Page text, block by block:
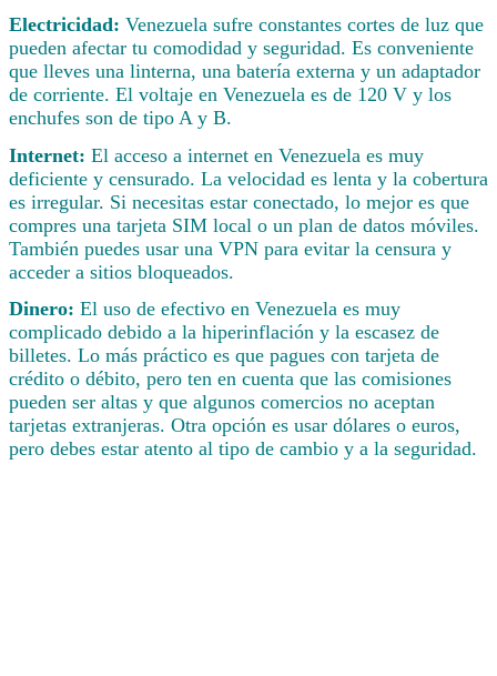
Electricidad: Venezuela sufre constantes cortes de luz que
pueden afectar tu comodidad y seguridad. Es conveniente
que lleves una linterna, una batería externa y un adaptador
de corriente. El voltaje en Venezuela es de 120 V y los
enchufes son de tipo A y B.
Internet: El acceso a internet en Venezuela es muy
deficiente y censurado. La velocidad es lenta y la cobertura
es irregular. Si necesitas estar conectado, lo mejor es que
compres una tarjeta SIM local o un plan de datos móviles.
También puedes usar una VPN para evitar la censura y
acceder a sitios bloqueados.
Dinero: El uso de efectivo en Venezuela es muy
complicado debido a la hiperinflación y la escasez de
billetes. Lo más práctico es que pagues con tarjeta de
crédito o débito, pero ten en cuenta que las comisiones
pueden ser altas y que algunos comercios no aceptan
tarjetas extranjeras. Otra opción es usar dólares o euros,
pero debes estar atento al tipo de cambio y a la seguridad.